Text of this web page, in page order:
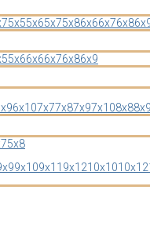
5x55x65x75x86x66x76x8
5x66x66x76x86x9
6x107x77x87x97x108x8
5x8
9x109x11 9x1210x1010x12